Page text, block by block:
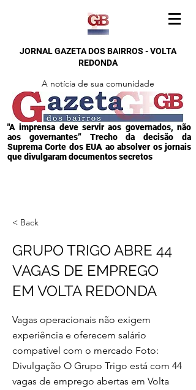
JORNAL GAZETA DOS BAIRROS - VOLTA
REDONDA
A notícia de sua comunidade
"A imprensa deve servir aos governados, não
aos governantes” Trecho da decisão da
Suprema Corte dos EUA ao absolver os jornais
que divulgaram documentos secretos
< Back
GRUPO TRIGO ABRE 44
VAGAS DE EMPREGO
EM VOLTA REDONDA
Vagas operacionais não exigem
experiência e oferecem salário
compatível com o mercado Foto:
Divulgação O Grupo Trigo está com 44
vagas de emprego abertas em Volta